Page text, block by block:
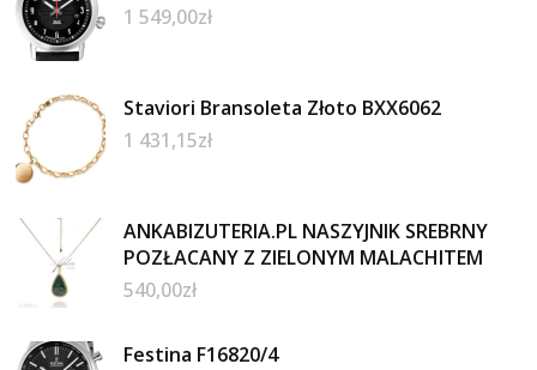
1 549,00zł
Staviori Bransoleta Złoto BXX6062
1 431,15zł
ANKABIZUTERIA.PL NASZYJNIK SREBRNY
POZŁACANY Z ZIELONYM MALACHITEM
540,00zł
Festina F16820/4